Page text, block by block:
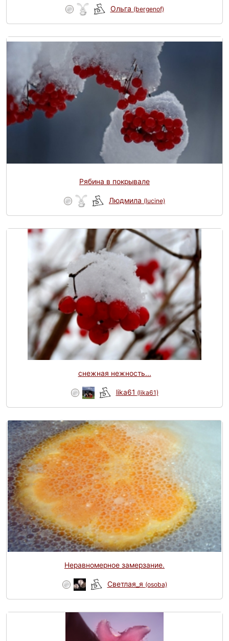
Ольга (bergenof)
Рябина в покрывале
Людмила (lucine)
снежная нежность...
lika61 (lika61)
Неравномерное замерзание.
Светлая_я (osoba)